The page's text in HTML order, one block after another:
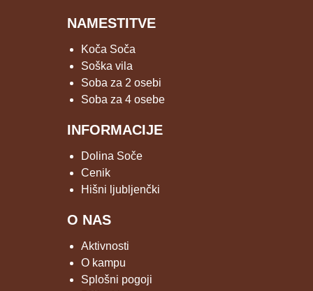
NAMESTITVE
Koča Soča
Soška vila
Soba za 2 osebi
Soba za 4 osebe
INFORMACIJE
Dolina Soče
Cenik
Hišni ljubljenčki
O NAS
Aktivnosti
O kampu
Splošni pogoji